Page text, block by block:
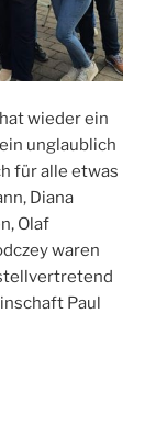
wieder ein
unglaublich
für alle etwas
Diana
Olaf
waren
Paul